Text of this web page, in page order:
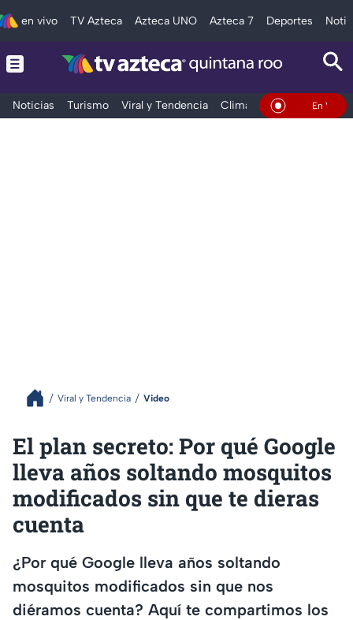
en vivo TV Azteca Azteca UNO Azteca 7 Deportes
Noticias Turismo Viral y Tendencia Clima Tráfico En Vivo
Viral y Tendencia Video
El plan secreto: Por qué Google
lleva años soltando mosquitos
modificados sin que te dieras
cuenta
¿Por qué Google lleva años soltando
mosquitos modificados sin que nos
diéramos cuenta? Aquí te compartimos los